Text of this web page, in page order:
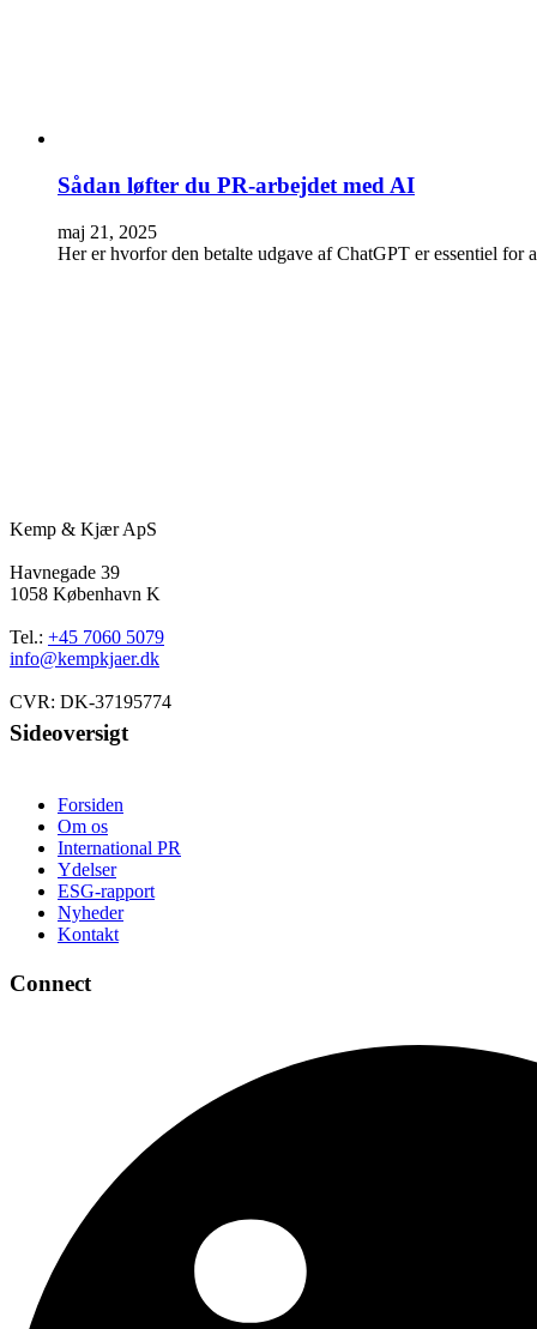
Sådan løfter du PR-arbejdet med AI
maj 21, 2025
Her er hvorfor den betalte udgave af ChatGPT er essentiel
Kemp & Kjær ApS
Havnegade 39
1058 København K
Tel.: +45 7060 5079
info@kempkjaer.dk
CVR: DK-37195774
Sideoversigt
Forsiden
Om os
International PR
Ydelser
ESG-rapport
Nyheder
Kontakt
Connect